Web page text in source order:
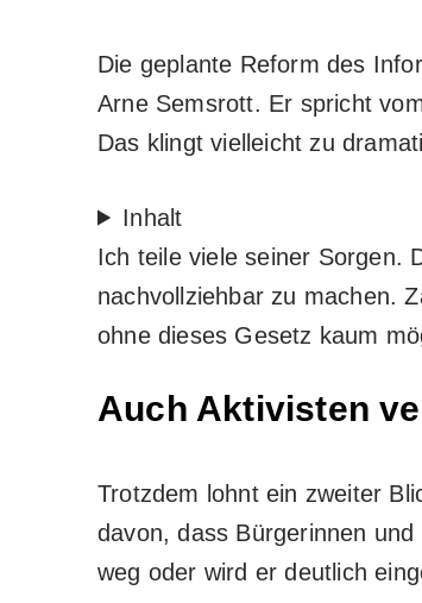
Die geplante Reform des
Arne Semsrott. Er spricht
Das klingt vielleicht zu
Inhalt
Ich teile viele seiner Sorgen.
nachvollziehbar zu machen.
ohne dieses Gesetz kaum
Auch Aktivisten
Trotzdem lohnt ein zweiter
davon, dass Bürgerinnen
weg oder wird er deutlich